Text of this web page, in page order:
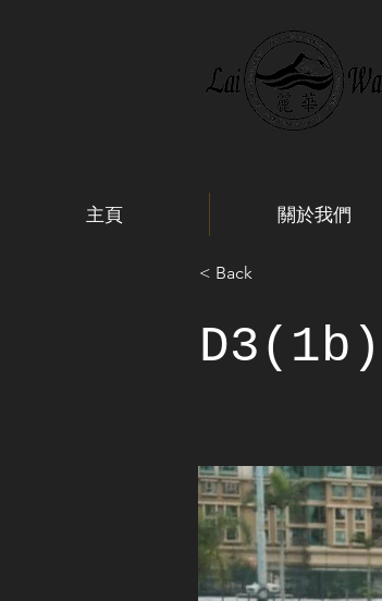
主頁 關於我們
< Back
D3(1b)